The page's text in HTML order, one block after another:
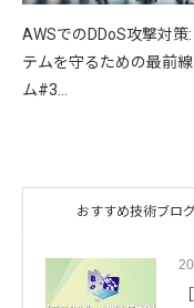
AWSでのDDoS攻撃対策:
テムを守るための最前線
ム#3…
おすすめ技術ブロ